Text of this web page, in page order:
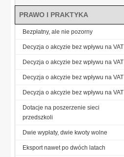
PRAWO I PRAKTYKA
Bezpłatny, ale nie pozorny
Decyzja o akcyzie bez wpływu na VAT
Decyzja o akcyzie bez wpływu na VAT
Decyzja o akcyzie bez wpływu na VAT
Decyzja o akcyzie bez wpływu na VAT
Dotacje na poszerzenie sieci
przedszkoli
Dwie wypłaty, dwie kwoty wolne
Eksport nawet po dwóch latach